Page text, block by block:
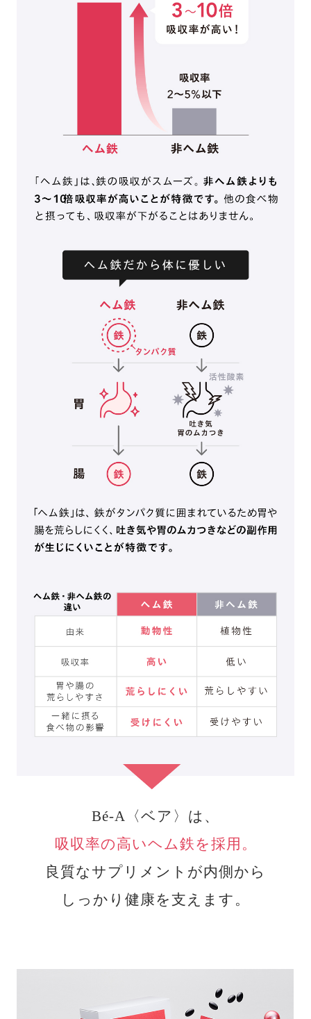
Bé-A〈ベア〉は、
吸収率の高いヘム鉄を採用。
良質なサプリメントが内側から
しっかり健康を支えます。